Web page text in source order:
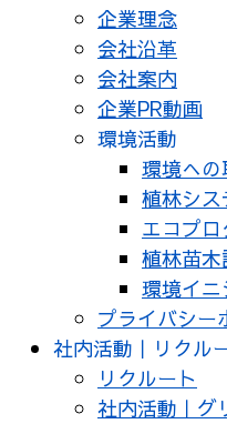
企業理念
会社沿革
会社案内
企業PR動画
環境活動
環境へ
植林シス
エコプ
植林苗木
環境イ
プライバシー
社内活動｜リクル
リクルート
社内活動｜グ